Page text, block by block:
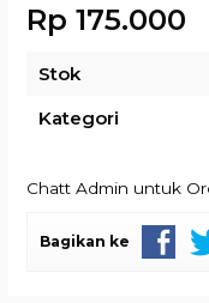
Rp 175.000
Stok
Kategori
Chatt Admin untuk
Bagikan ke